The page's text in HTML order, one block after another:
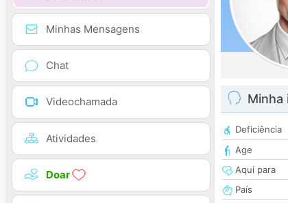
Minhas Mensagens
Chat
Videochamada
Atividades
Doar
Minha
Deficiência
Age
Aqui para
País